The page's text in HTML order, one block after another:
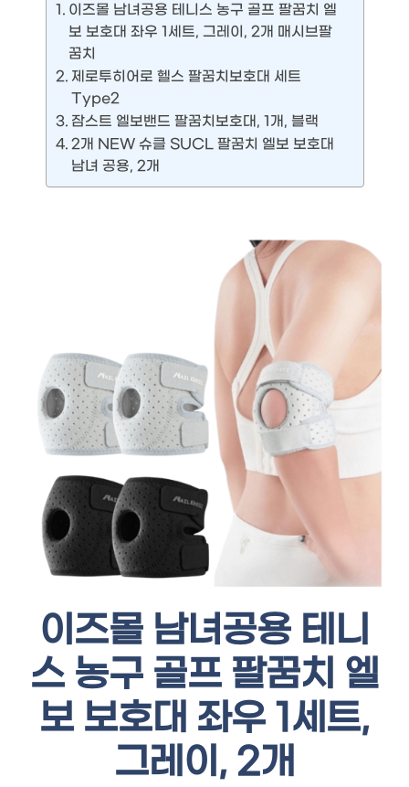
이즈몰 남녀공용 테니스 농구 골프 팔꿈치 엘
보 보호대 좌우 1세트, 그레이, 2개 매시브팔
꿈치
제로투히어로 헬스 팔꿈치보호대 세트
Type2
잠스트 엘보밴드 팔꿈치보호대, 1개, 블랙
2개 NEW 슈클 SUCL 팔꿈치 엘보 보호대
남녀 공용, 2개
이즈몰 남녀공용 테니
스 농구 골프 팔꿈치 엘
보 보호대 좌우 1세트,
그레이, 2개